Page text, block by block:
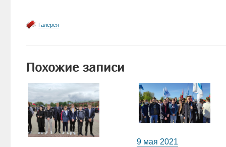
Галерея
Похожие записи
9 мая 2021